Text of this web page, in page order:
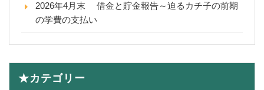
2026年4月末 借金と貯金報告～迫るカチ子の前期
の学費の支払い
★カテゴリー